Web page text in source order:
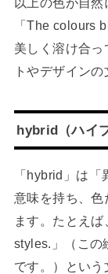
「The colours
美しく溶け合
トやデザイン
hybrid（ハイ
「hybrid」は
意味を持ち、色
ます。たとえ
styles.」（この
です。）とい